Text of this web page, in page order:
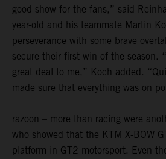
good show for the fans,” said
year-old and his teammate Martin
perseverance with some brave
secure their first win of the season.
great deal to me,” Koch added.
made sure that everything was on
razoon – more than racing were
who showed that the KTM X-BOW
platform in GT2 motorsport. Even